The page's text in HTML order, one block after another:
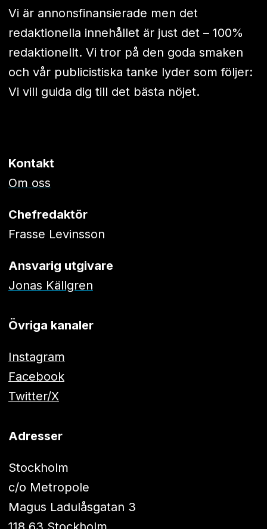
Vi är annonsfinansierade men det
redaktionella innehållet är just det – 100%
redaktionellt. Vi tror på den goda smaken
och vår publicistiska tanke lyder som följer:
Vi vill guida dig till det bästa nöjet.
Kontakt
Om oss
Chefredaktör
Frasse Levinsson
Ansvarig utgivare
Jonas Källgren
Övriga kanaler
Instagram
Facebook
Twitter/X
Adresser
Stockholm
c/o Metropole
Magus Ladulåsgatan 3